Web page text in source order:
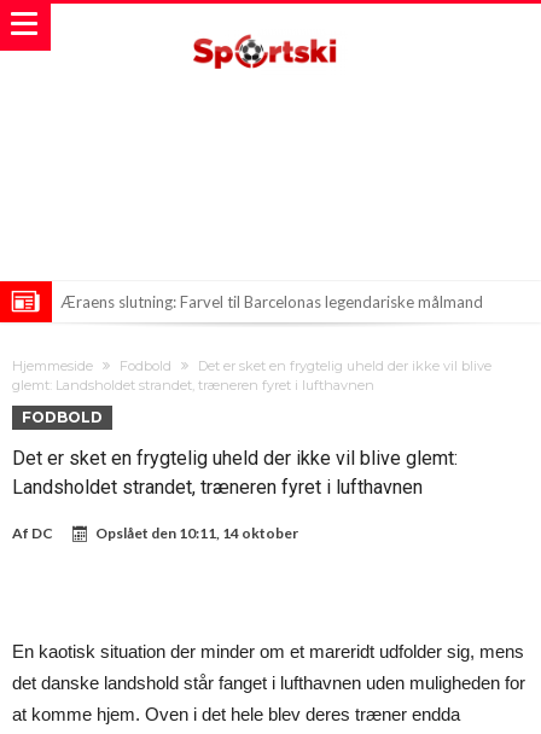
Æraens slutning: Farvel til Barcelonas legendariske målmand
Romero når til enighed med Atletico
Hjemmeside Fodbold
Det er sket en frygtelig uheld der ikke vil blive
glemt: Landsholdet strandet, træneren fyret i lufthavnen
FODBOLD
Det er sket en frygtelig uheld der ikke vil blive glemt:
Landsholdet strandet, træneren fyret i lufthavnen
Af DC Opslået den 10:11, 14 oktober
En kaotisk situation der minder om et mareridt udfolder sig, mens
det danske landshold står fanget i lufthavnen uden muligheden for
at komme hjem. Oven i det hele blev deres træner endda